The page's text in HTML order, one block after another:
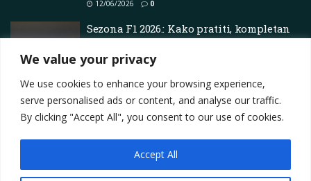
We value your privacy
We use cookies to enhance your browsing experience,
serve personalised ads or content, and analyse our traffic.
By clicking "Accept All", you consent to our use of cookies.
Accept All
12/06/2026 0
Sezona F1 2026.: Kako pratiti, kompletan
raspored, gdje gledati utrke Formule 1 i još
mnogo toga
Contact
Privacy Policy
Terms Marketing i oglašavanje